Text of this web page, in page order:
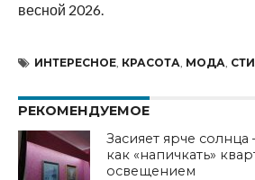
весной 2026.
ИНТЕРЕСНОЕ, КРАСОТА, МОДА,
РЕКОМЕНДУЕМОЕ
Засияет ярче
как «напичкать»
освещением